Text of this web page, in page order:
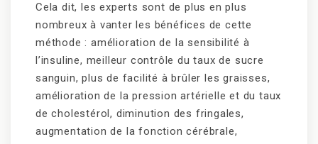
Cela dit, les experts sont de plus en plus
nombreux à vanter les bénéfices de cette
méthode : amélioration de la sensibilité à
l’insuline, meilleur contrôle du taux de sucre
sanguin, plus de facilité à brûler les graisses,
amélioration de la pression artérielle et du taux
de cholestérol, diminution des fringales,
augmentation de la fonction cérébrale,